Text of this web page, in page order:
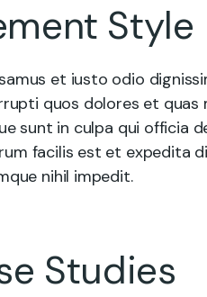
Style
et iusto odio
quos dolores et
sunt in culpa qui officia
facilis est et expedita
nihil impedit.
Studies